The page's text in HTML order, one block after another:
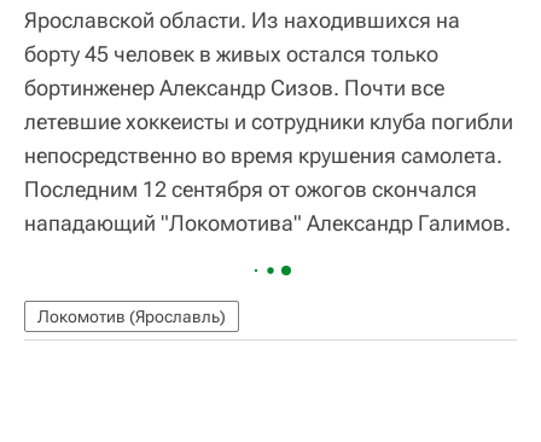
Ярославской области. Из находившихся на
борту 45 человек в живых остался только
бортинженер Александр Сизов. Почти все
летевшие хоккеисты и сотрудники клуба погибли
непосредственно во время крушения самолета.
Последним 12 сентября от ожогов скончался
нападающий "Локомотива" Александр Галимов.
Локомотив (Ярославль)